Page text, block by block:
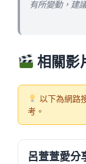
有所變動，建
相關影
以下為網路
考。
呂萱萱愛分